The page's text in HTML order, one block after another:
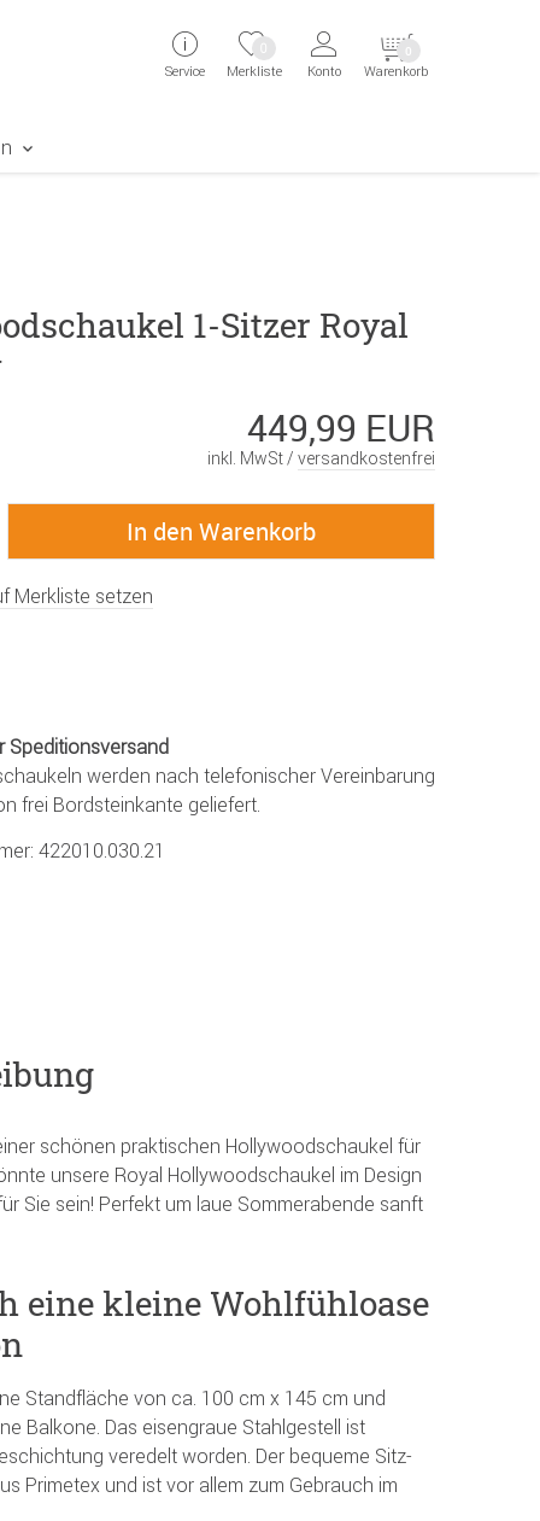
Service Merkliste
0
Konto Warenkorb
0
1-Sitzer Royal
449,99 EUR
inkl. MwSt / versandkostenfrei
Merkliste setzen
Speditionsversand
werden nach telefonischer Vereinbarung
frei Bordsteinkante geliefert.
422010.030.21
schönen praktischen Hollywoodschaukel für
unsere Royal Hollywoodschaukel im Design
Sie sein! Perfekt um laue Sommerabende sanft
eine kleine Wohlfühloase
Standfläche von ca. 100 cm x 145 cm und
Balkone. Das eisengraue Stahlgestell ist
veredelt worden. Der bequeme Sitz-
Primetex und ist vor allem zum Gebrauch im